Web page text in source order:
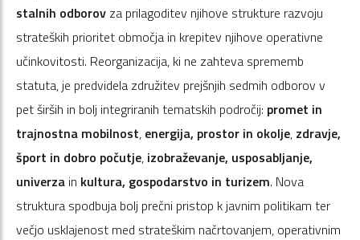
stalnih odborov za prilagoditev njihove strukture razvoju
strateških prioritet območja in krepitev njihove operativne
učinkovitosti. Reorganizacija, ki ne zahteva sprememb
statuta, je predvidela združitev prejšnjih sedmih odborov v
pet širših in bolj integriranih tematskih področij: promet in
trajnostna mobilnost, energija, prostor in okolje, zdravje,
šport in dobro počutje, izobraževanje, usposabljanje,
univerza in kultura, gospodarstvo in turizem. Nova
struktura spodbuja bolj prečni pristop k javnim politikam ter
večjo usklajenost med strateškim načrtovanjem, operativnim